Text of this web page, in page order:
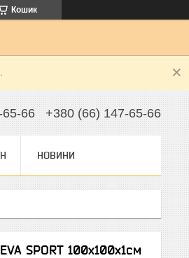
Кошик
66 +380 (66) 147-65-66
НОВИНИ
SPORT 100х100х1см